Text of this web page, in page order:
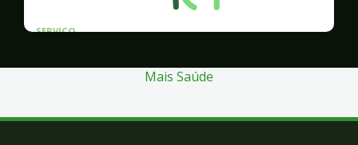
SERVICO
Mais Saúde